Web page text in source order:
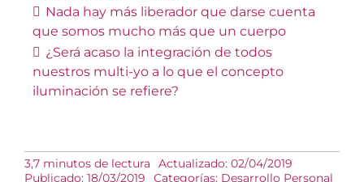
Nada hay más liberador que darse cuenta
que somos mucho más que un cuerpo
¿Será acaso la integración de todos
nuestros multi-yo a lo que el concepto
iluminación se refiere?
3,7 minutos de lectura
Actualizado: 02/04/2019
Publicado: 18/03/2019
Categorías: Desarrollo Personal